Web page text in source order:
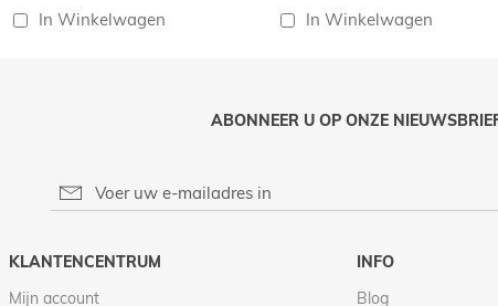
In Winkelwagen In Winkelwagen
ABONNEER U OP ONZE
KLANTENCENTRUM
Mijn account
INFO
Blog